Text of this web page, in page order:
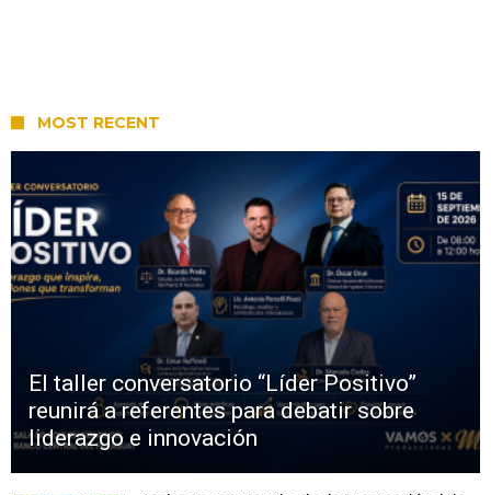
MOST RECENT
El taller conversatorio “Líder Positivo”
reunirá a referentes para debatir sobre
liderazgo e innovación